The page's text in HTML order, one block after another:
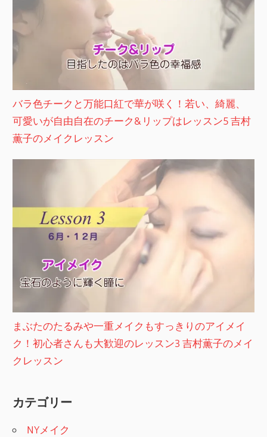
バラ色チークと万能口紅で華が咲く！若い、綺麗、
可愛いが自由自在のチーク&リップはレッスン5 吉村
薫子のメイクレッスン
まぶたのたるみや一重メイクもすっきりのアイメイ
ク！初心者さんも大歓迎のレッスン3 吉村薫子のメイ
クレッスン
カテゴリー
NYメイク